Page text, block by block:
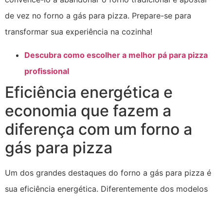
de vez no forno a gás para pizza. Prepare-se para
transformar sua experiência na cozinha!
Descubra como escolher a melhor pá para pizza
profissional
Eficiência energética e
economia que fazem a
diferença com um forno a
gás para pizza
Um dos grandes destaques do forno a gás para pizza é
sua eficiência energética. Diferentemente dos modelos